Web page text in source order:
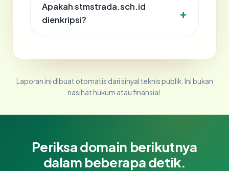
Apakah stmstrada.sch.id
dienkripsi?
Laporan ini dibuat otomatis dari sinyal teknis publik. Ini bukan
nasihat hukum atau finansial.
Periksa domain berikutnya
dalam beberapa detik.